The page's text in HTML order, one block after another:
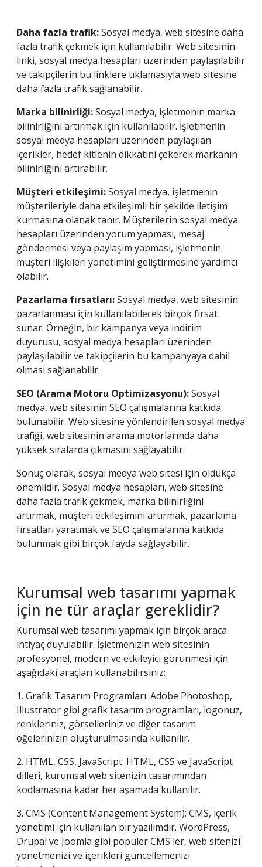
Daha fazla trafik:Sosyal medya, web sitesine daha
fazla trafik çekmek için kullanılabilir. Web sitesinin
linki, sosyal medya hesapları üzerinden paylaşılabilir
ve takipçilerin bu linklere tıklamasıyla web sitesine
daha fazla trafik sağlanabilir.
Marka bilinirliği:Sosyal medya, işletmenin marka
bilinirliğini artırmak için kullanılabilir. İşletmenin
sosyal medya hesapları üzerinden paylaşılan
içerikler, hedef kitlenin dikkatini çekerek markanın
bilinirliğini artırabilir.
Müşteri etkileşimi:Sosyal medya, işletmenin
müşterileriyle daha etkileşimli bir şekilde iletişim
kurmasına olanak tanır. Müşterilerin sosyal medya
hesapları üzerinden yorum yapması, mesaj
göndermesi veya paylaşım yapması, işletmenin
müşteri ilişkileri yönetimini geliştirmesine yardımcı
olabilir.
Pazarlama fırsatları:Sosyal medya, web sitesinin
pazarlanması için kullanılabilecek birçok fırsat
sunar. Örneğin, bir kampanya veya indirim
duyurusu, sosyal medya hesapları üzerinden
paylaşılabilir ve takipçilerin bu kampanyaya dahil
olması sağlanabilir.
SEO (Arama Motoru Optimizasyonu):Sosyal
medya, web sitesinin SEO çalışmalarına katkıda
bulunabilir. Web sitesine yönlendirilen sosyal medya
trafiği, web sitesinin arama motorlarında daha
yüksek sıralarda çıkmasını sağlayabilir.
Sonuç olarak, sosyal medya web sitesi için oldukça
önemlidir. Sosyal medya hesapları, web sitesine
daha fazla trafik çekmek, marka bilinirliğini
artırmak, müşteri etkileşimini artırmak, pazarlama
fırsatları yaratmak ve SEO çalışmalarına katkıda
bulunmak gibi birçok fayda sağlayabilir.
Kurumsal web tasarımı yapmak
için ne tür araçlar gereklidir?
Kurumsal web tasarımı yapmak için birçok araca
ihtiyaç duyulabilir. İşletmenizin web sitesinin
profesyonel, modern ve etkileyici görünmesi için
aşağıdaki araçları kullanabilirsiniz:
1. Grafik Tasarım Programları: Adobe Photoshop,
Illustrator gibi grafik tasarım programları, logonuz,
renkleriniz, görselleriniz ve diğer tasarım
öğelerinizin oluşturulmasında kullanılır.
2. HTML, CSS, JavaScript: HTML, CSS ve JavaScript
dilleri, kurumsal web sitenizin tasarımından
kodlamasına kadar her aşamada kullanılır.
3. CMS (Content Management System): CMS, içerik
yönetimi için kullanılan bir yazılımdır. WordPress,
Drupal ve Joomla gibi popüler CMS'ler, web sitenizi
yönetmenizi ve içerikleri güncellemenizi